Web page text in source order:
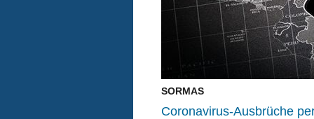
SORMAS
Coronavirus-Ausbrüche